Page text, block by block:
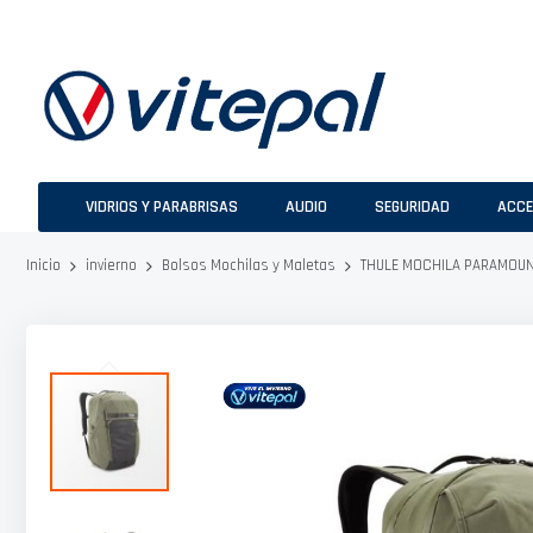
VIDRIOS Y PARABRISAS AUDIO SEGURIDAD
Inicio invierno Bolsos Mochilas y Maletas THULE MOCHILA
al
galería